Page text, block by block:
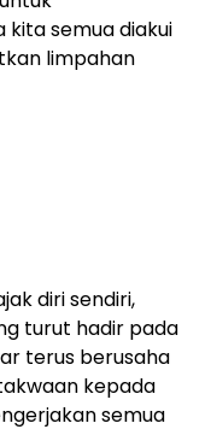
kita semua diakui
limpahan
diri sendiri,
turut hadir pada
terus berusaha
kepada
semua